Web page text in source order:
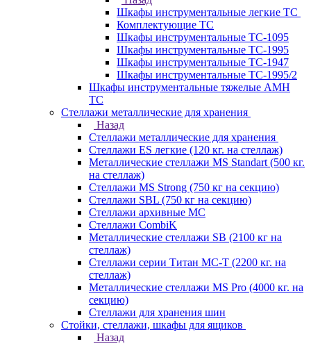
Шкафы инструментальные легкие ТС
Комплектующие ТС
Шкафы инструментальные TC-1095
Шкафы инструментальные TC-1995
Шкафы инструментальные ТС-1947
Шкафы инструментальные ТС-1995/2
Шкафы инструментальные тяжелые AMH
TC
Стеллажи металлические для хранения
Назад
Стеллажи металлические для хранения
Стеллажи ES легкие (120 кг. на стеллаж)
Металлические стеллажи MS Standart (500 кг.
на стеллаж)
Стеллажи MS Strong (750 кг на секцию)
Стеллажи SBL (750 кг на секцию)
Стеллажи архивные МС
Стеллажи CombiK
Металлические стеллажи SB (2100 кг на
стеллаж)
Стеллажи серии Титан МС-Т (2200 кг. на
стеллаж)
Металлические стеллажи MS Pro (4000 кг. на
секцию)
Стеллажи для хранения шин
Стойки, стеллажи, шкафы для ящиков
Назад